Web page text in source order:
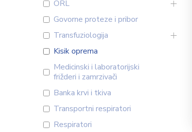
ORL
Govorne proteze i pribor
Transfuziologija
Kisik oprema
Medicinski i laboratorijski
frižderi i zamrzivači
Banka krvi i tkiva
Transportni respiratori
Respiratori